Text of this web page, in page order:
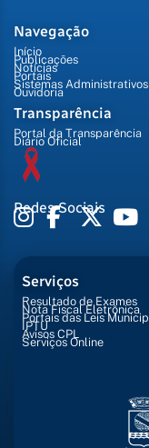
Navegação
Início
Publicações
Notícias
Portais
Sistemas Administrativos
Ouvidoria
Transparência
Portal da Transparência
Diário Oficial
Redes Sociais
Serviços
Resultado de Exames
Nota Fiscal Eletrônica
Portais das Leis
IPTU
Avisos CPL
Serviços Online